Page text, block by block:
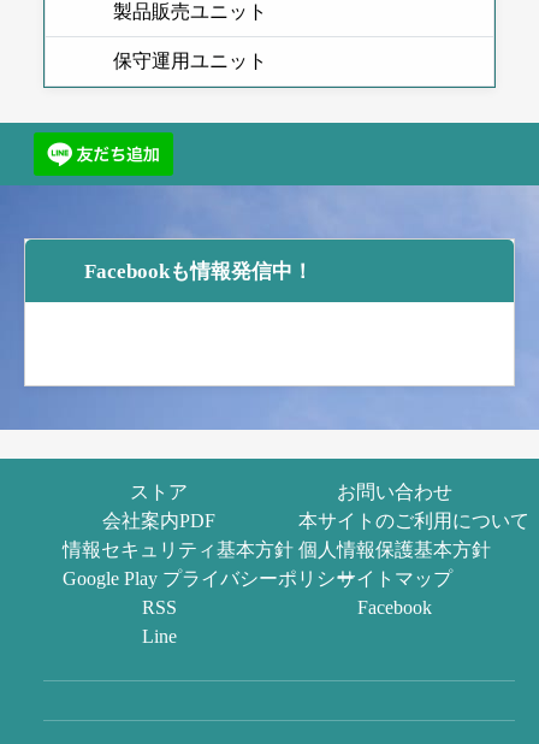
製品販売ユニット
保守運用ユニット
Facebookも情報発信中！
ストア
お問い合わせ
会社案内PDF
本サイトのご利用について
情報セキュリティ基本方針 個人情報保護基本方針
Google Play プライバシーポリシーサイトマップ
RSS
Facebook
Line